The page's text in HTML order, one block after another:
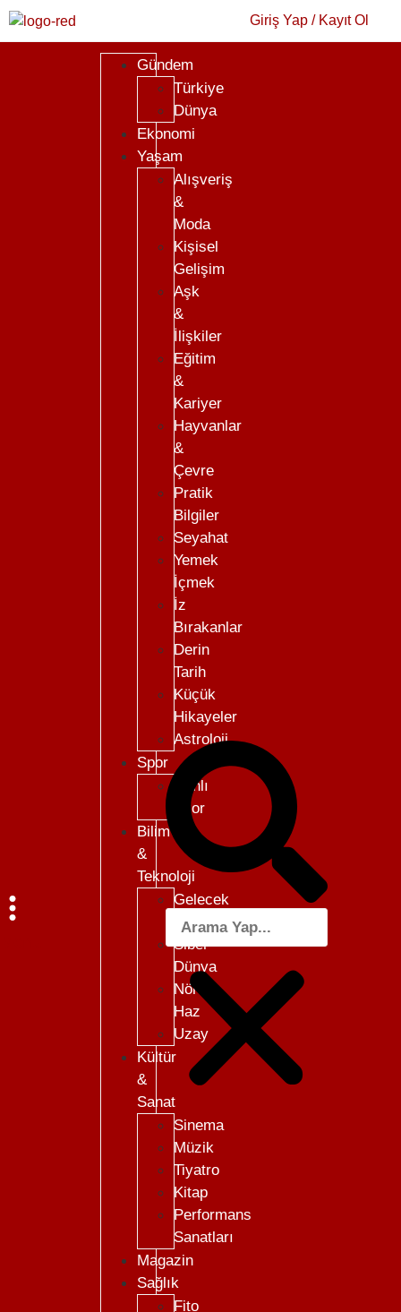
Giriş Yap / Kayıt Ol
Gündem
Türkiye
Dünya
Ekonomi
Yaşam
Alışveriş
&
Moda
Kişisel
Gelişim
Aşk
&
İlişkiler
Eğitim
&
Kariyer
Hayvanlar
&
Çevre
Pratik
Bilgiler
Seyahat
Yemek
İçmek
İz
Bırakanlar
Derin
Tarih
Küçük
Hikayeler
Astroloji
Spor
Canlı
Skor
Bilim
&
Teknoloji
Gelecek
101
Siber
Dünya
Nöro-
Haz
Uzay
Kültür
&
Sanat
Sinema
Müzik
Tiyatro
Kitap
Performans
Sanatları
Magazin
Sağlık
Fito